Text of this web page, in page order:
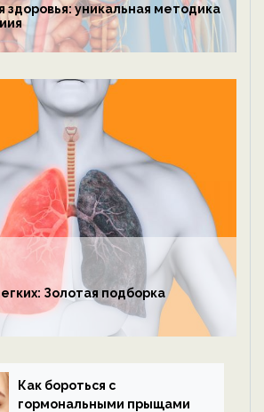
здоровья: уникальная методика
Золотая подборка
Как бороться с
гормональными прыщами